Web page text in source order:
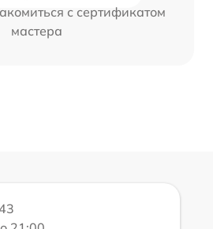
с сертификатом
мастера